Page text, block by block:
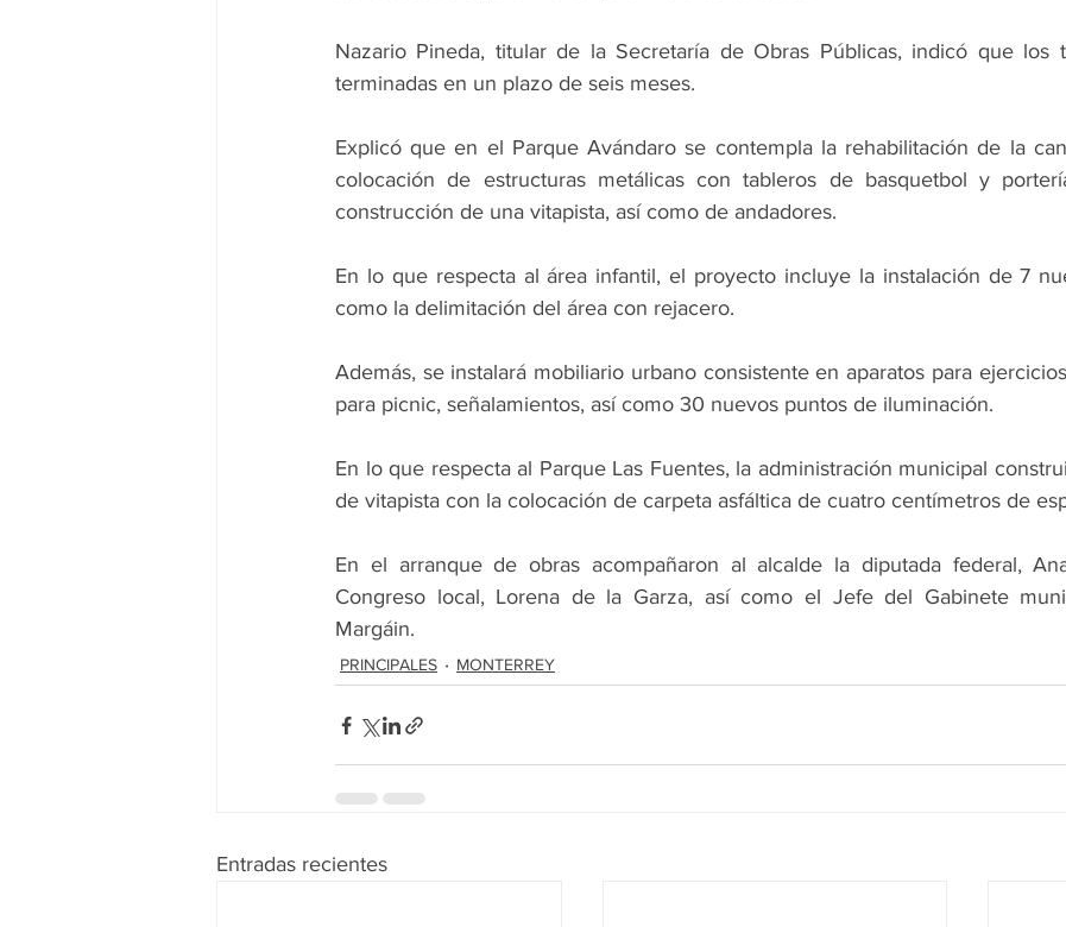
Nazario Pineda, titular de la Secretaría de Obras Públicas, indicó que los
terminadas en un plazo de seis meses.
Explicó que en el Parque Avándaro se contempla la rehabilitación de la
colocación de estructuras metálicas con tableros de basquetbol y
construcción de una vitapista, así como de andadores.
En lo que respecta al área infantil, el proyecto incluye la instalación de 7
como la delimitación del área con rejacero.
Además, se instalará mobiliario urbano consistente en aparatos para
para picnic, señalamientos, así como 30 nuevos puntos de iluminación.
En lo que respecta al Parque Las Fuentes, la administración municipal
de vitapista con la colocación de carpeta asfáltica de cuatro centímetros de
En el arranque de obras acompañaron al alcalde la diputada federal,
Congreso local, Lorena de la Garza, así como el Jefe del Gabinete
Margáin.
PRINCIPALES MONTERREY
Entradas recientes